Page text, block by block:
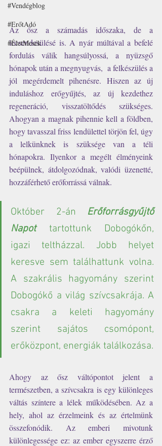
#Vendégblog
#ErőtAdó
#ÉletMesék
Az ősz a számadás időszaka, de a
lecsendesülésé is. A nyár múltával a befelé
fordulás válik hangsúlyossá, a nyüzsgő
hónapok után a megnyugvás,  a felkészülés a
jól megérdemelt pihenésre. Hiszen az új
induláshoz erőgyűjtés, az új kezdethez
regeneráció, visszatöltődés szükséges.
Ahogyan a magnak pihennie kell a földben,
hogy tavasszal friss lendülettel törjön fel, úgy
a lelkünknek is szüksége van a téli
hónapokra. Ilyenkor a megélt élményeink
beépülnek, átdolgozódnak, valódi üzenetté,
hozzáférhető erőforrássá válnak.
Október 2-án Erőforrásgyűjtő
Napot tartottunk Dobogókőn,
igazi teltházzal. Jobb helyet
keresve sem találhattunk volna.
A szakrális hagyomány szerint
Dobogókő a világ szívcsakrája. A
csakra a keleti hagyomány
szerint sajátos csomópont,
Ahogy az ősz váltópontot jelent a
természetben, a szívcsakra is egy különleges
váltás színtere a lélek működésében. Az a
hely, ahol az érzelmeink és az értelmünk
összefonódik. Az emberi mivotunk
különlegessége ez: az ember egyszerre érző